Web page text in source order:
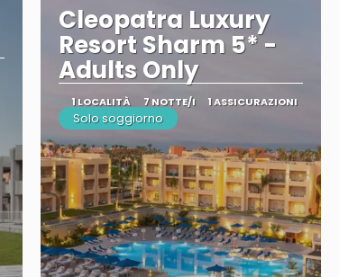
Cleopatra Luxury
Resort Sharm 5* -
Adults Only
1 LOCALITÀ 7 NOTTE/I 1 ASSICURAZIONI
Solo soggiorno